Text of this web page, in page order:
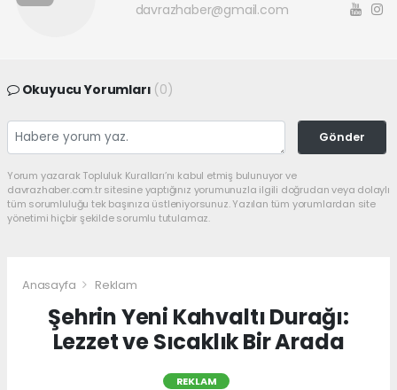
davrazhaber@gmail.com
Okuyucu Yorumları (0)
Gönder
Yorum yazarak Topluluk Kuralları’nı kabul etmiş bulunuyor ve
davrazhaber.com.tr sitesine yaptığınız yorumunuzla ilgili doğrudan veya dolaylı
tüm sorumluluğu tek başınıza üstleniyorsunuz. Yazılan tüm yorumlardan site
yönetimi hiçbir şekilde sorumlu tutulamaz.
Anasayfa Reklam
Şehrin Yeni Kahvaltı Durağı:
Lezzet ve Sıcaklık Bir Arada
REKLAM